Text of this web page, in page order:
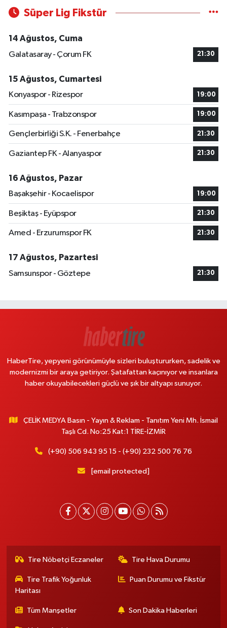
Süper Lig Fikstür
14 Ağustos, Cuma
Galatasaray - Çorum FK
21:30
15 Ağustos, Cumartesi
Konyaspor - Rizespor
19:00
Kasımpaşa - Trabzonspor 19:00
Gençlerbirliği S.K. - Fenerbahçe 21:30
Gaziantep FK - Alanyaspor 21:30
16 Ağustos, Pazar
Başakşehir - Kocaelispor
19:00
Beşiktaş - Eyüpspor 21:30
Amed - Erzurumspor FK 21:30
17 Ağustos, Pazartesi
Samsunspor - Göztepe
21:30
HaberTire, yepyeni görünümüyle sizleri buluştururken, sadelik ve
modernizmi bir araya getiriyor. Şatafattan kaçınıyor ve insanlara
haber okuyabilecekleri güçlü ve şık bir altyapı sunuyor.
ÇELİK MEDYA Basın - Yayın & Reklam - Tanıtım Yeni Mh. İsmail
Taşlı Cd. No:25 Kat:1 TİRE-İZMİR
(+90) 506 943 95 15 - (+90) 232 500 76 76
[email protected]
Tire Nöbetçi Eczaneler Tire Hava Durumu
Tire Trafik Yoğunluk
Haritası
Puan Durumu ve Fikstür
Tüm Manşetler Son Dakika Haberleri